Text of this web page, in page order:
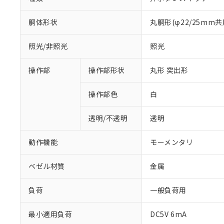
胴体形状 丸胴形(φ22/25mm共
照光/非照光 照光
操作部 操作部形状 丸形 突出形
操作部色 白
透明/不透明 透明
動作機能 モーメンタリ
ベゼル材質 金属
負荷 一般負荷用
最小適用負荷 DC5V 6mA